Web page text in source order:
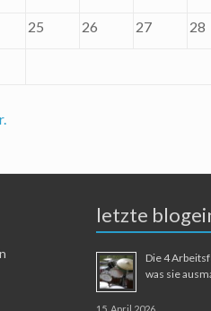
25 26 27 28
letzte
Die 4
was sie